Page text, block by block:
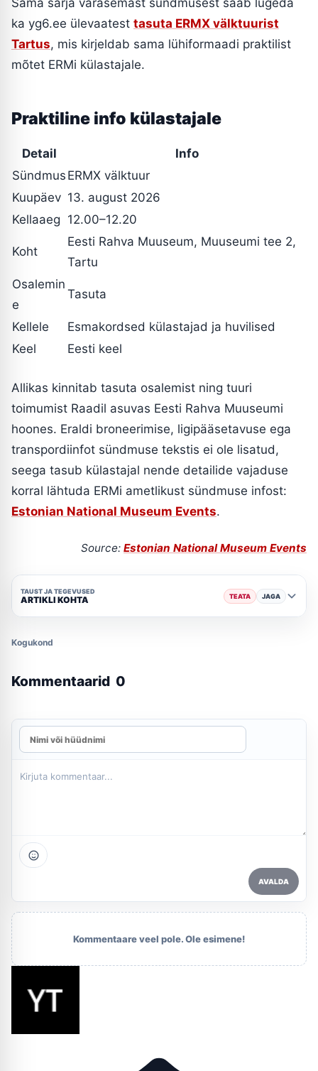
ka yg6.ee ülevaatest tasuta ERMX välktuurist
Tartus, mis kirjeldab sama lühiformaadi praktilist
mõtet ERMi külastajale.
Praktiline info külastajale
Detail
Info
Sündmus ERMX välktuur
Kuupäev 13. august 2026
Kellaaeg 12.00–12.20
Koht
Eesti Rahva Muuseum, Muuseumi tee 2,
Tartu
Osalemin
e
Tasuta
Kellele
Esmakordsed külastajad ja huvilised
Keel
Eesti keel
Allikas kinnitab tasuta osalemist ning tuuri
toimumist Raadil asuvas Eesti Rahva Muuseumi
hoones. Eraldi broneerimise, ligipääsetavuse ega
transpordiinfot sündmuse tekstis ei ole lisatud,
seega tasub külastajal nende detailide vajaduse
korral lähtuda ERMi ametlikust sündmuse infost:
Estonian National Museum Events.
Source: Estonian National Museum Events
TAUST JA TEGEVUSED
ARTIKLI KOHTA TEATA JAGA
Kogukond
Kommentaarid 0
AVALDA
Kommentaare veel pole. Ole esimene!